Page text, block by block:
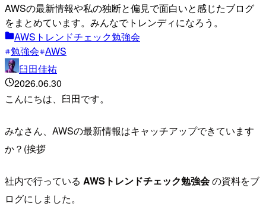
AWSの最新情報や私の独断と偏見で面白いと感じたブログ
をまとめています。みんなでトレンディになろう。
AWSトレンドチェック勉強会
勉強会 AWS
臼田佳祐
2026.06.30
こんにちは、臼田です。
みなさん、AWSの最新情報はキャッチアップできています
か？(挨拶
社内で行っている AWSトレンドチェック勉強会の資料をブ
ログにしました。